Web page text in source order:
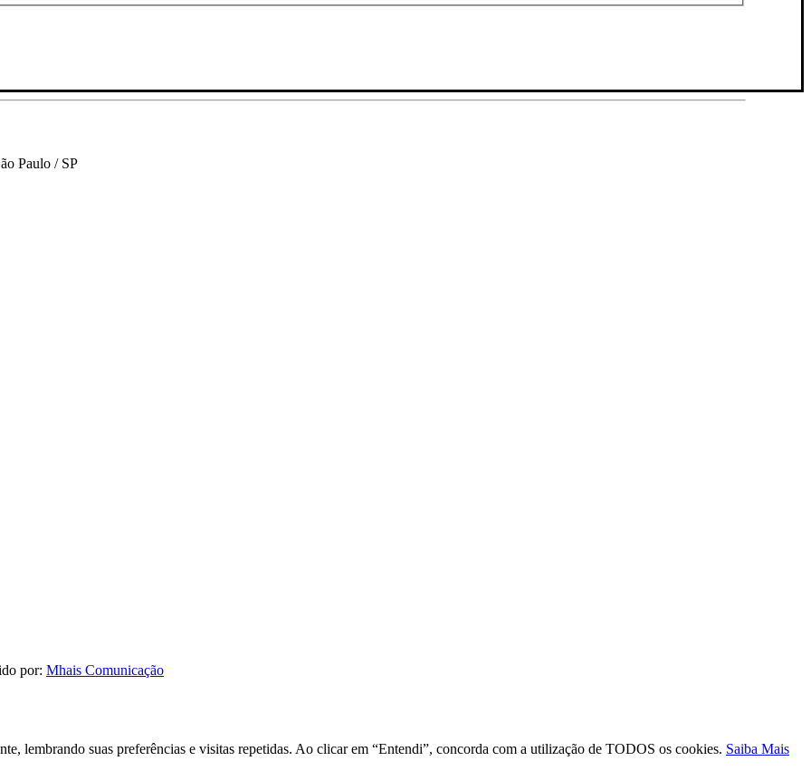
Paulo / SP
por: Mhais Comunicação
lembrando suas preferências e visitas repetidas. Ao clicar em “Entendi”, concorda com a utilização de TODOS os cookies. Saiba Mais